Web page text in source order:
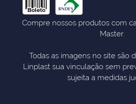
Compre nossos produtos com
Master.
Todas as imagens no site são
Linplast sua vinculação sem
sujeita a medidas